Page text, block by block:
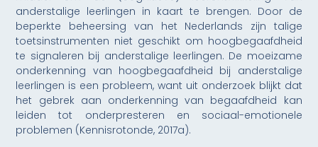
anderstalige leerlingen in kaart te brengen. Door de
beperkte beheersing van het Nederlands zijn talige
toetsinstrumenten niet geschikt om hoogbegaafdheid
te signaleren bij anderstalige leerlingen. De moeizame
onderkenning van hoogbegaafdheid bij anderstalige
leerlingen is een probleem, want uit onderzoek blijkt dat
het gebrek aan onderkenning van begaafdheid kan
leiden tot onderpresteren en sociaal-emotionele
problemen (Kennisrotonde, 2017a).